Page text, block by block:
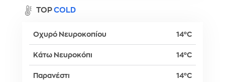
TOP COLD
Οχυρό Νευροκοπίου 14°C
Κάτω Νευροκόπι 14°C
Παρανέστι 14°C